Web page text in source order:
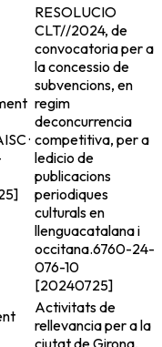
·
RESOLUCIO
CLT//2024, de
convocatoria per a
la concessio de
subvencions, en
regim
deconcurrencia
competitiva, per a
ledicio de
publicacions
periodiques
culturals en
llenguacatalana i
occitana.6760-24-
076-10
[20240725]
Activitats de
rellevancia per a la
ciutat de Girona,